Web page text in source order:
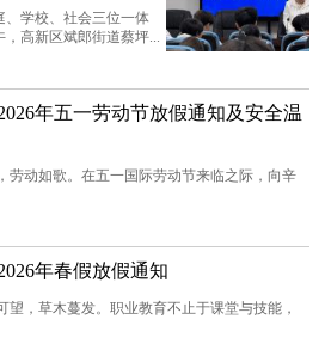
、学校、社会三位一体
，高新区斌郎街道蔡坪...
年五一劳动节放假通知及安全温
劳动如歌。在五一国际劳动节来临之际，向辛
年春假放假通知
望，草木蔓发。职业教育不止于课堂与技能，